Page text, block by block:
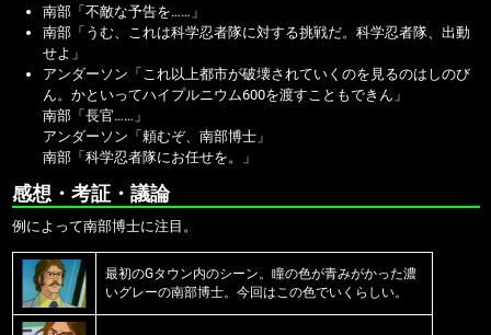
南部「不敵な予告を……」
南部「うむ、これは科学忍者隊に対する挑戦だ。科学忍者隊、出動
せよ」
アンダーソン「これ以上都市が破壊されていくのを見るのはしのび
ん。かといってハイプルニウム600を渡すこともできん」
南部「長官……」
アンダーソン「頼むぞ、南部博士」
南部「科学忍者隊にお任せを。」
感想・考証・議論
例によって南部博士に注目。
最初のGタウン内のシーン。瞳の色が青みがかった濃
いグレーの南部博士。今回はこの色でいくらしい。